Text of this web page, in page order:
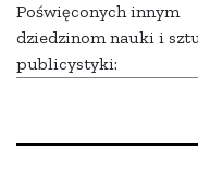
Poświęconych innym
dziedzinom nauki i
publicystyki: